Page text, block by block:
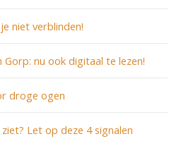
niet verblinden!
Gorp: nu ook digitaal te lezen!
droge ogen
Let op deze 4 signalen